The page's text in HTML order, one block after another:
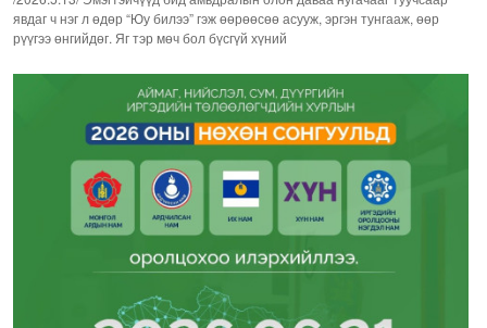
явдаг ч нэг л өдөр “Юу билээ” гэж өөрөөсөө асууж, эргэн тунгааж, өөр
рүүгээ өнгийдөг. Яг тэр мөч бол бүсгүй хүний